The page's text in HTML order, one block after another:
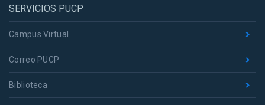
SERVICIOS PUCP
Campus Virtual
Correo PUCP
Biblioteca